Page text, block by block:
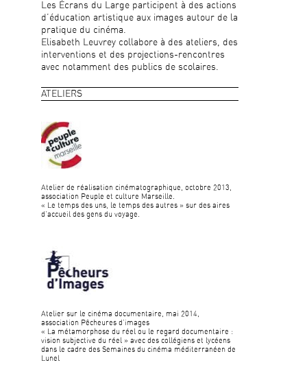
Les Écrans du Large participent à des actions
d’éducation artistique aux images autour de la
pratique du cinéma.
Elisabeth Leuvrey collabore à des ateliers, des
interventions et des projections-rencontres
avec notamment des publics de scolaires.
ATELIERS
Atelier de réalisation cinématographique, octobre 2013,
association Peuple et culture Marseille.
« Le temps des uns, le temps des autres » sur des aires
d’accueil des gens du voyage.
Atelier sur le cinéma documentaire, mai 2014,
association Pêcheures d’images
« La métamorphose du réel ou le regard documentaire :
vision subjective du réel » avec des collégiens et lycéens
dans le cadre des Semaines du cinéma méditerranéen de
Lunel